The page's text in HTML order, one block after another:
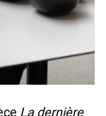
La dernière